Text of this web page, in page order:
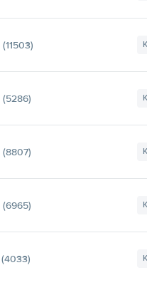
(11503)
(5286)
(8807)
(6965)
(4033)